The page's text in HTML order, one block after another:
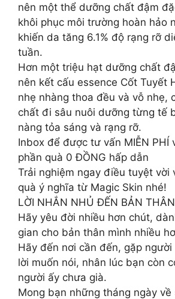
nên một thể dưỡng chất đậm
khôi phục môi trường hoàn hảo
khiến da tăng 6.1% độ rạng rỡ
tuần.
Hơn một triệu hạt dưỡng chất
nên kết cấu essence Cốt Tuyết
nhẹ nhàng thoa đều và vỗ nhẹ,
chất đi sâu nuôi dưỡng từng tế
nàng tỏa sáng và rạng rỡ.
Inbox để được tư vấn MIỄN PHÍ
phần quà 0 ĐỒNG hấp dẫn
Trải nghiệm ngay điều tuyệt vời
quà ý nghĩa từ Magic Skin nhé!
LỜI NHẮN NHỦ ĐẾN BẢN THÂN
Hãy yêu đời nhiều hơn chút,
gian cho bản thân mình nhiều
Hãy đến nơi cần đến, gặp người
lời muốn nói, nhân lúc bạn còn
người ấy chưa già.
Mong bạn những tháng ngày về